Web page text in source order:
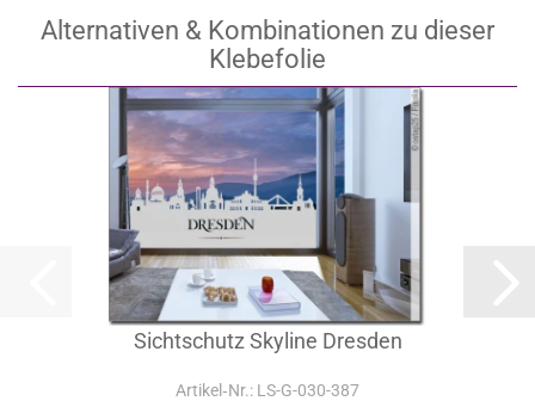
Alternativen & Kombinationen zu dieser
Klebefolie
Sichtschutz Skyline Dresden
Artikel‑Nr.: LS-G-030-387